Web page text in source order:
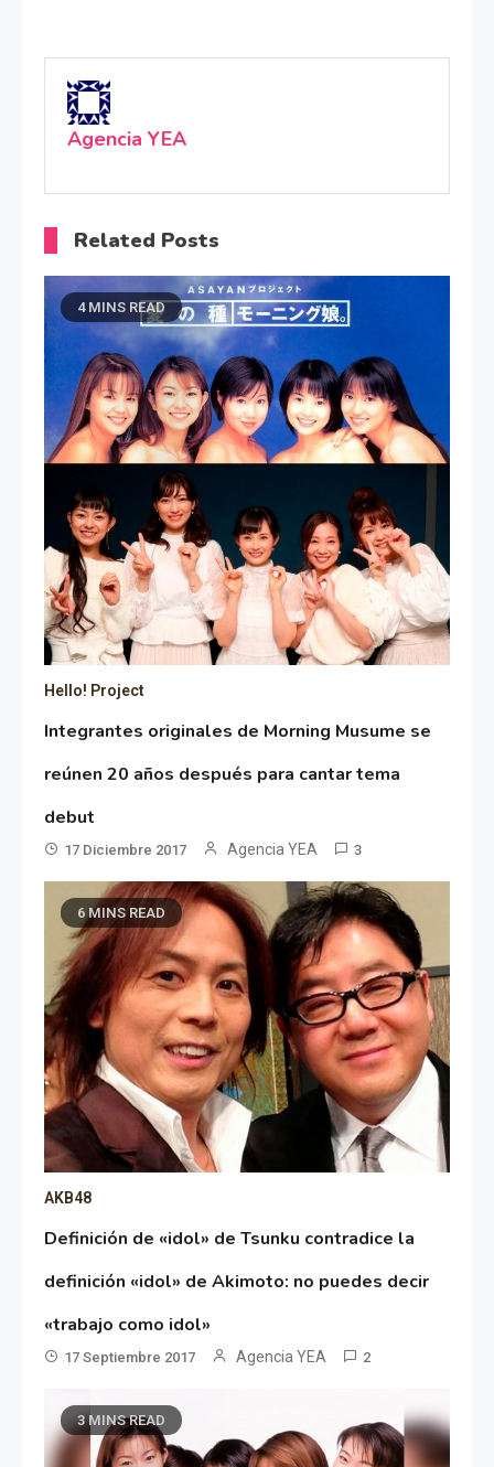
Agencia YEA
Related Posts
4 MINS READ
Hello! Project
Integrantes originales de Morning Musume se
reúnen 20 años después para cantar tema
debut
17 Diciembre 2017 Agencia YEA 3
6 MINS READ
AKB48
Definición de «idol» de Tsunku contradice la
definición «idol» de Akimoto: no puedes decir
«trabajo como idol»
17 Septiembre 2017 Agencia YEA 2
3 MINS READ